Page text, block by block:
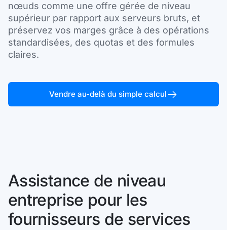
nœuds comme une offre gérée de niveau
supérieur par rapport aux serveurs bruts, et
préservez vos marges grâce à des opérations
standardisées, des quotas et des formules
claires.
Vendre au-delà du simple calcul
Assistance de niveau
entreprise pour les
fournisseurs de services